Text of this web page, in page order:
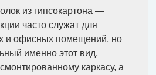
из гипсокартона —
часто служат для
и офисных помещений, но
именно этот вид,
каркасу, а